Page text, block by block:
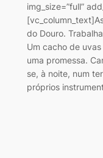
img_size=”full”
do Douro.
Um cacho de
uma promessa.
se, à noite, num
próprios